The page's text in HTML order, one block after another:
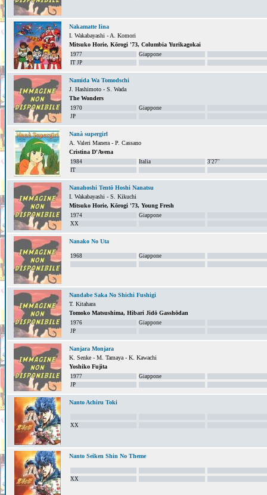
Nakamatte Iina
I. Wakabayashi - A. Komori
Mitsuko Horie, Kōrogi '73, Columbia Yurikagokai
1977
Giappone
IT JP
Namida Wa Tomodschi
J. Hashimoto - S. Wada
The Wonders
1970
Giappone
JP
Nanà supergirl
A. Valeri Manera - P. Cassano
Cristina D'Avena
1984 Italia
3'27''
IT
Nanahoshi Tentō Hoshi Nanatsu
I. Wakabayashi - S. Kikuchi
Mitsuko Horie, Kōrogi '73, Young Fresh
1974
Giappone
XX
Nanako No Uta
1968 Giappone
Nandabe Saka No Shichi Fushigi
T. Kitahara
Tomoko Matsushima, Hibari Jidō Gasshōdan
1976
Giappone
JP
Nanjara Monjara
K. Senke - M. Tamaya - K. Kawachi
Yoshiko Fujita
1977
Giappone
JP
Nanto Achiru Toki
XX
Nanto Seiken Shin No Theme
XX